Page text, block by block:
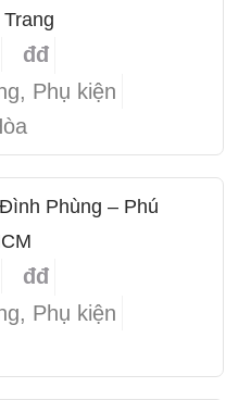
đđ
Phụ kiện
Phùng – Phú
đđ
Phụ kiện